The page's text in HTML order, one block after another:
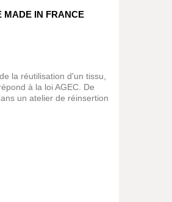
MADE IN FRANCE
la réutilisation d'un tissu,
à la loi AGEC. De
un atelier de réinsertion